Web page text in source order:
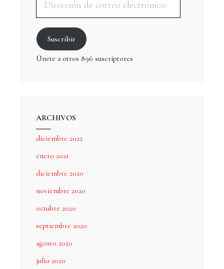
Suscribir
Únete a otros 896 suscriptores
ARCHIVOS
diciembre 2022
enero 2021
diciembre 2020
noviembre 2020
octubre 2020
septiembre 2020
agosto 2020
julio 2020